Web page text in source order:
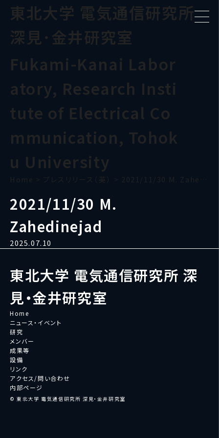
東北大学 電気通信研究所
深見･金井研究室
Fukami-Kanai Labor
atory, Research Insti
tute of Electrical Co
mmunication, Tohok
u University
Home > プレスリリース（英） > 2021/11/30 M. Zahedinejad
2021/11/30 M.
Zahedinejad
2025.07.10
東北大学 電気通信研究所 深
見・金井研究室
Home
ニュース・イベント
研究
メンバー
成果等
設備
リンク
アクセス/問い合わせ
内部ページ
© 東北大学 電気通信研究所 深見・金井研究室